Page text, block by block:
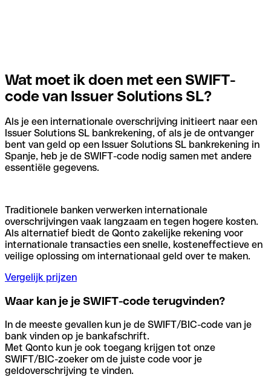
Wat moet ik doen met een SWIFT-
code van Issuer Solutions SL?
Als je een internationale overschrijving initieert naar een
Issuer Solutions SL bankrekening, of als je de ontvanger
bent van geld op een Issuer Solutions SL bankrekening in
Spanje, heb je de SWIFT-code nodig samen met andere
essentiële gegevens.
Traditionele banken verwerken internationale
overschrijvingen vaak langzaam en tegen hogere kosten.
Als alternatief biedt de Qonto zakelijke rekening voor
internationale transacties een snelle, kosteneffectieve en
veilige oplossing om internationaal geld over te maken.
Vergelijk prijzen
Waar kan je je SWIFT-code terugvinden?
In de meeste gevallen kun je de SWIFT/BIC-code van je
bank vinden op je bankafschrift.
Met Qonto kun je ook toegang krijgen tot onze
SWIFT/BIC-zoeker om de juiste code voor je
geldoverschrijving te vinden.